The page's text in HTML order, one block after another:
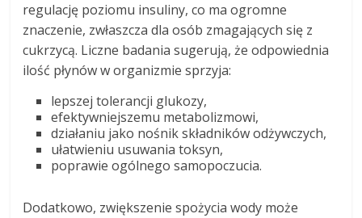
regulację poziomu insuliny, co ma ogromne
znaczenie, zwłaszcza dla osób zmagających się z
cukrzycą. Liczne badania sugerują, że odpowiednia
ilość płynów w organizmie sprzyja:
lepszej tolerancji glukozy,
efektywniejszemu metabolizmowi,
działaniu jako nośnik składników odżywczych,
ułatwieniu usuwania toksyn,
poprawie ogólnego samopoczucia.
Dodatkowo, zwiększenie spożycia wody może